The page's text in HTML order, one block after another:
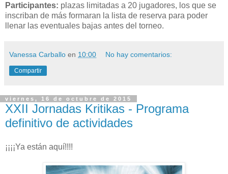
Participantes: plazas limitadas a 20 jugadores, los que se
inscriban de más formaran la lista de reserva para poder
llenar las eventuales bajas antes del torneo.
Vanessa Carballo en 10:00 No hay comentarios:
Compartir
viernes, 16 de octubre de 2015
XXII Jornadas Kritikas - Programa
definitivo de actividades
¡¡¡¡Ya están aquí!!!!